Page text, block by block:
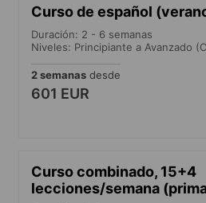
Curso de español
Duración: 2 - 6 semanas
Niveles: Principiante a Avanzado
2 semanas desde
601 EUR
Curso combinado, 15+4
lecciones/semana